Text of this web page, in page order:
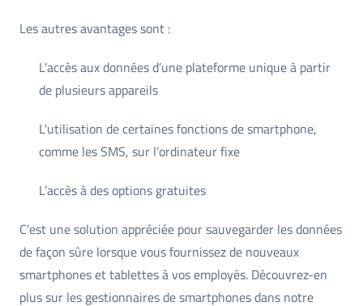
Les autres avantages sont :
L’accès aux données d’une plateforme unique à partir
de plusieurs appareils
L'utilisation de certaines fonctions de smartphone,
comme les SMS, sur l’ordinateur fixe
L’accès à des options gratuites
C’est une solution appréciée pour sauvegarder les données
de façon sûre lorsque vous fournissez de nouveaux
smartphones et tablettes à vos employés. Découvrez-en
plus sur les gestionnaires de smartphones dans notre